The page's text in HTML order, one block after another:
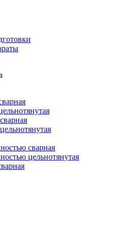
сварная
цельнотянутая